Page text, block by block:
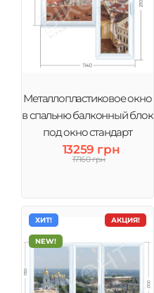
Металлопластиковое окно
в спальню балконный блок
под окно стандарт
13259 грн
17160 грн
АКЦИЯ!
ХИТ!
NEW!